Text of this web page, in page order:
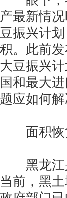
产最新情
豆振兴计
积。此前
大豆振兴
国和最大
题应如何解
面积恢
黑龙江是
当前，黑